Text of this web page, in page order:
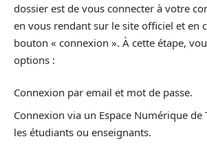
dossier est de vous connecter à votre
en vous rendant sur le site officiel et en
bouton « connexion ». À cette étape,
options :
Connexion par email et mot de passe.
Connexion via un Espace Numérique de
les étudiants ou enseignants.